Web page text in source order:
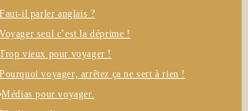
Faut-il parler anglais ?
Voyager seul c’est la déprime !
Trop vieux pour voyager !
Pourquoi voyager, arrêtez ça ne sert à rien !
Médias pour voyager.